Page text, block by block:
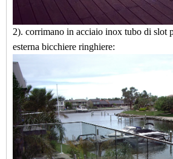
2). corrimano in acciaio inox tubo di slot
esterna bicchiere ringhiere: